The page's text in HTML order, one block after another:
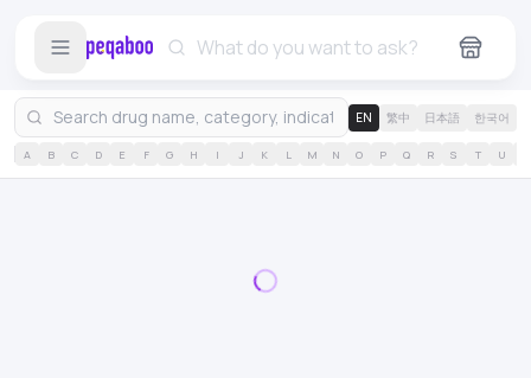
EN 繁中 日本語 한국어
A B C D E F G H I J K L M N O P Q R S T U